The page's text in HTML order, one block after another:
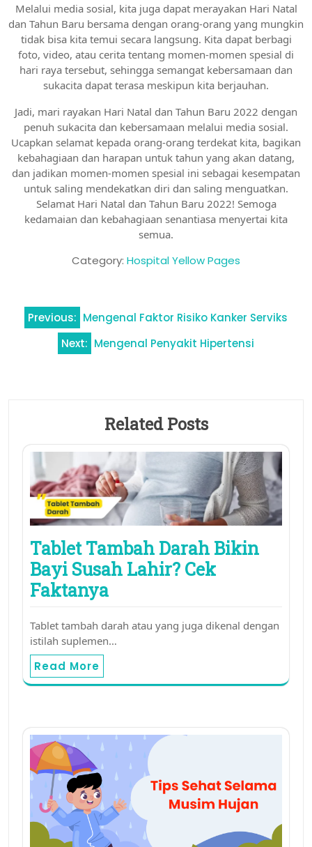
Melalui media sosial, kita juga dapat merayakan Hari Natal
dan Tahun Baru bersama dengan orang-orang yang mungkin
tidak bisa kita temui secara langsung. Kita dapat berbagi
foto, video, atau cerita tentang momen-momen spesial di
hari raya tersebut, sehingga semangat kebersamaan dan
sukacita dapat terasa meskipun kita berjauhan.
Jadi, mari rayakan Hari Natal dan Tahun Baru 2022 dengan
penuh sukacita dan kebersamaan melalui media sosial.
Ucapkan selamat kepada orang-orang terdekat kita, bagikan
kebahagiaan dan harapan untuk tahun yang akan datang,
dan jadikan momen-momen spesial ini sebagai kesempatan
untuk saling mendekatkan diri dan saling menguatkan.
Selamat Hari Natal dan Tahun Baru 2022! Semoga
kedamaian dan kebahagiaan senantiasa menyertai kita
semua.
Category: Hospital Yellow Pages
Navigasi
pos
Previous: Mengenal Faktor Risiko Kanker Serviks
Next: Mengenal Penyakit Hipertensi
Related Posts
Tablet Tambah Darah Bikin
Bayi Susah Lahir? Cek
Faktanya
Tablet tambah darah atau yang juga dikenal dengan
istilah suplemen…
Read More